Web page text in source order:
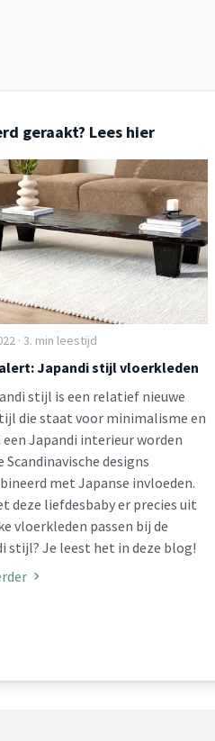
geraakt? Lees hier
· 3. min leestijd
Japandi stijl vloerkleden
stijl is een relatief nieuwe
die staat voor minimalisme en
een Japandi interieur worden
Scandinavische designs
met Japanse invloeden.
deze liefdesbaby er precies uit
vloerkleden passen bij de
stijl? Je leest het in deze blog!